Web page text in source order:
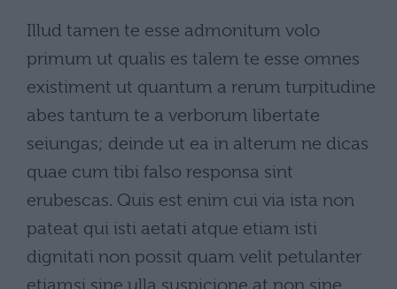
Illud tamen te esse admonitum volo
primum ut qualis es talem te esse omnes
existiment ut quantum a rerum turpitudine
abes tantum te a verborum libertate
seiungas; deinde ut ea in alterum ne dicas
quae cum tibi falso responsa sint
erubescas. Quis est enim cui via ista non
pateat qui isti aetati atque etiam isti
dignitati non possit quam velit petulanter